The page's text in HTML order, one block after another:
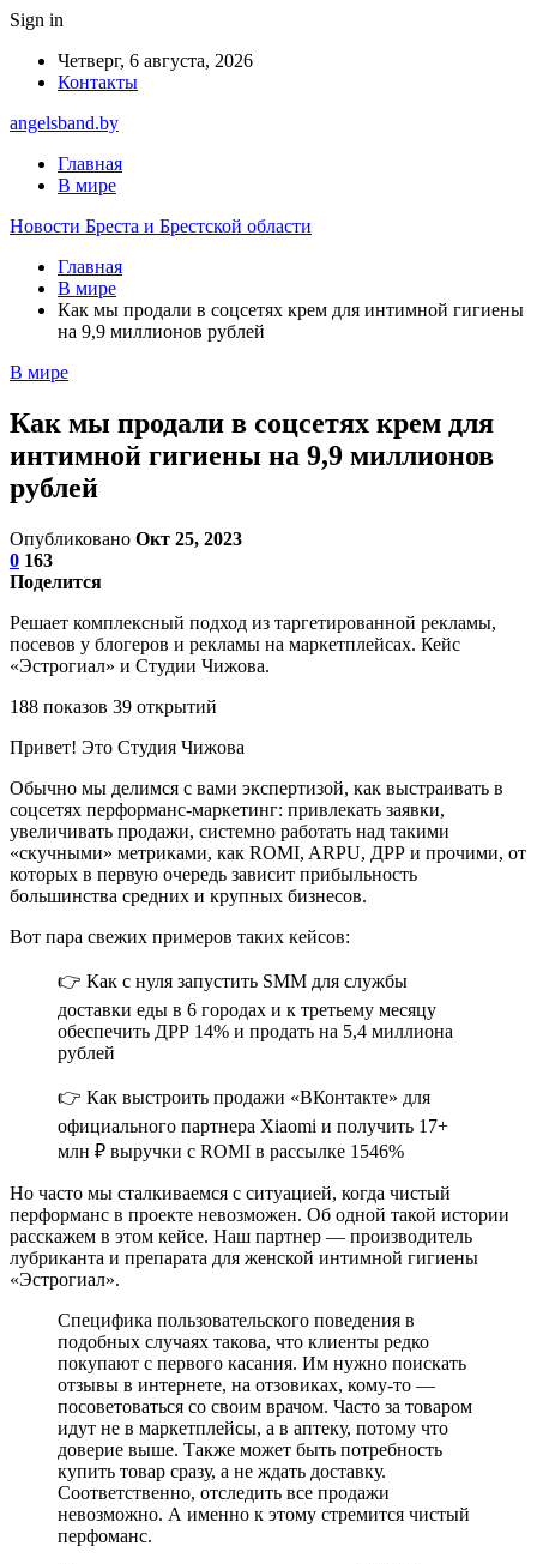
Sign in
Четверг, 6 августа, 2026
Контакты
angelsband.by
Главная
В мире
Новости Бреста и Брестской области
Главная
В мире
Как мы продали в соцсетях крем для интимной гигиены
на 9,9 миллионов рублей
В мире
Как мы продали в соцсетях крем для
интимной гигиены на 9,9 миллионов
рублей
Опубликовано Окт 25, 2023
0 163
Поделится
Решает комплексный подход из таргетированной рекламы,
посевов у блогеров и рекламы на маркетплейсах. Кейс
«Эстрогиал» и Студии Чижова.
188 показов 39 открытий
Привет! Это Студия Чижова
Обычно мы делимся с вами экспертизой, как выстраивать в
соцсетях перформанс-маркетинг: привлекать заявки,
увеличивать продажи, системно работать над такими
«скучными» метриками, как ROMI, ARPU, ДРР и прочими, от
которых в первую очередь зависит прибыльность
большинства средних и крупных бизнесов.
Вот пара свежих примеров таких кейсов:
👉 Как с нуля запустить SMM для службы
доставки еды в 6 городах и к третьему месяцу
обеспечить ДРР 14% и продать на 5,4 миллиона
рублей
👉 Как выстроить продажи «ВКонтакте» для
официального партнера Xiaomi и получить 17+
млн ₽ выручки с ROMI в рассылке 1546%
Но часто мы сталкиваемся с ситуацией, когда чистый
перформанс в проекте невозможен. Об одной такой истории
расскажем в этом кейсе. Наш партнер — производитель
лубриканта и препарата для женской интимной гигиены
«Эстрогиал».
Специфика пользовательского поведения в
подобных случаях такова, что клиенты редко
покупают с первого касания. Им нужно поискать
отзывы в интернете, на отзовиках, кому-то —
посоветоваться со своим врачом. Часто за товаром
идут не в маркетплейсы, а в аптеку, потому что
доверие выше. Также может быть потребность
купить товар сразу, а не ждать доставку.
Соответственно, отследить все продажи
невозможно. А именно к этому стремится чистый
перфоманс.